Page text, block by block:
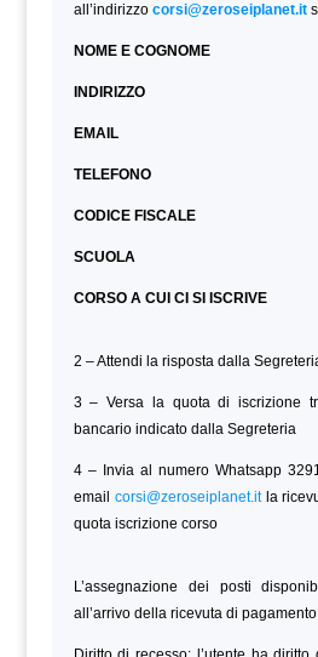
all’indirizzo corsi@zeroseiplanet.it
NOME E COGNOME
INDIRIZZO
EMAIL
TELEFONO
CODICE FISCALE
SCUOLA
CORSO A CUI CI SI ISCRIVE
2 – Attendi la risposta dalla
3 – Versa la quota di iscrizione
bancario indicato dalla Segreteria
4 – Invia al numero Whatsapp
email corsi@zeroseiplanet.itla
quota iscrizione corso
L’assegnazione dei posti
all’arrivo della ricevuta di